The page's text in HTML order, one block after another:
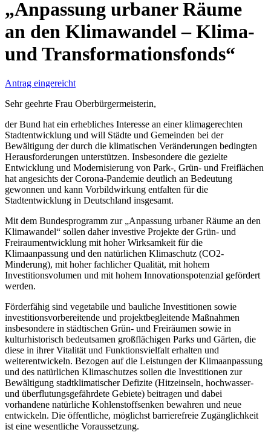
„Anpassung urbaner Räume
an den Klimawandel – Klima-
und Transformationsfonds“
Antrag eingereicht
Sehr geehrte Frau Oberbürgermeisterin,
der Bund hat ein erhebliches Interesse an einer klimagerechten
Stadtentwicklung und will Städte und Gemeinden bei der
Bewältigung der durch die klimatischen Veränderungen bedingten
Herausforderungen unterstützen. Insbesondere die gezielte
Entwicklung und Modernisierung von Park-, Grün- und Freiflächen
hat angesichts der Corona-Pandemie deutlich an Bedeutung
gewonnen und kann Vorbildwirkung entfalten für die
Stadtentwicklung in Deutschland insgesamt.
Mit dem Bundesprogramm zur „Anpassung urbaner Räume an den
Klimawandel“ sollen daher investive Projekte der Grün- und
Freiraumentwicklung mit hoher Wirksamkeit für die
Klimaanpassung und den natürlichen Klimaschutz (CO2-
Minderung), mit hoher fachlicher Qualität, mit hohem
Investitionsvolumen und mit hohem Innovationspotenzial gefördert
werden.
Förderfähig sind vegetabile und bauliche Investitionen sowie
investitionsvorbereitende und projektbegleitende Maßnahmen
insbesondere in städtischen Grün- und Freiräumen sowie in
kulturhistorisch bedeutsamen großflächigen Parks und Gärten, die
diese in ihrer Vitalität und Funktionsvielfalt erhalten und
weiterentwickeln. Bezogen auf die Leistungen der Klimaanpassung
und des natürlichen Klimaschutzes sollen die Investitionen zur
Bewältigung stadtklimatischer Defizite (Hitzeinseln, hochwasser-
und überflutungsgefährdete Gebiete) beitragen und dabei
vorhandene natürliche Kohlenstoffsenken bewahren und neue
entwickeln. Die öffentliche, möglichst barrierefreie Zugänglichkeit
ist eine wesentliche Voraussetzung.